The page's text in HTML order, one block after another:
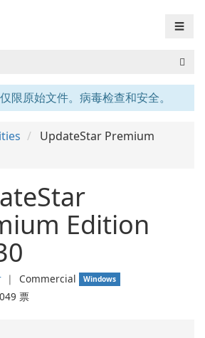
☰
限原始文件。病毒检查和安全。
UpdateStar Premium
Edition
❘ Commercial Windows
票